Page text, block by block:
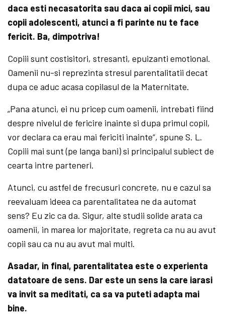
daca esti necasatorita sau daca ai copii mici, sau
copii adolescenti, atunci a fi parinte nu te face
fericit. Ba, dimpotriva!
Copiii sunt costisitori, stresanti, epuizanti emotional.
Oamenii nu-si reprezinta stresul parentalitatii decat
dupa ce aduc acasa copilasul de la Maternitate.
„Pana atunci, ei nu pricep cum oamenii, intrebati fiind
despre nivelul de fericire inainte si dupa primul copil,
vor declara ca erau mai fericiti inainte“, spune S. L.
Copiii mai sunt (pe langa bani) si principalul subiect de
cearta intre parteneri.
Atunci, cu astfel de frecusuri concrete, nu e cazul sa
reevaluam ideea ca parentalitatea ne da automat
sens? Eu zic ca da. Sigur, alte studii solide arata ca
oamenii, in marea lor majoritate, regreta ca nu au avut
copii sau ca nu au avut mai multi.
Asadar, in final, parentalitatea este o experienta
datatoare de sens. Dar este un sens la care iarasi
va invit sa meditati, ca sa va puteti adapta mai
bine.